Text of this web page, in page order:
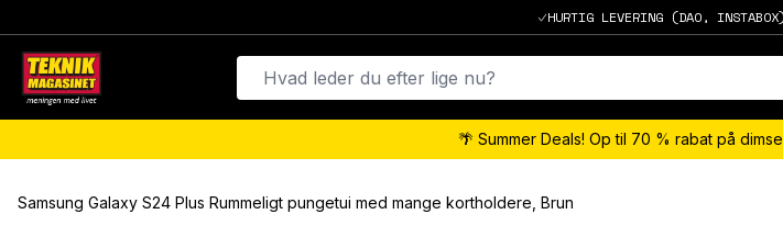
HURTIG LEVERING (DAO, INSTABOX)
🌴 Summer Deals! Op til 70 % rabat på
Samsung Galaxy S24 Plus Rummeligt pungetui med mange kortholdere, Brun